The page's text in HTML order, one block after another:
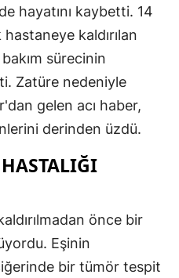
Elazığ
Eskişehir
Gümüşhane
hayatını kaybetti. 14
kaldırılan
sürecinin
Zatüre nedeniyle
gelen acı haber,
derinden üzdü.
önce bir
Eşinin
bir tümör tespit